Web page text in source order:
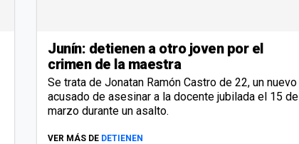
Junín: detienen a otro joven por el
crimen de la maestra
Se trata de Jonatan Ramón Castro de 22, un nuevo
acusado de asesinar a la docente jubilada el 15 de
marzo durante un asalto.
VER MÁS DE DETIENEN